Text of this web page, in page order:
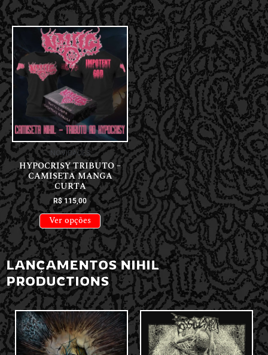
NOVIDADES
HYPOCRISY TRIBUTO –
CAMISETA MANGA
CURTA
R$115,00
Ver opções
LANÇAMENTOS NIHIL
PRODUCTIONS